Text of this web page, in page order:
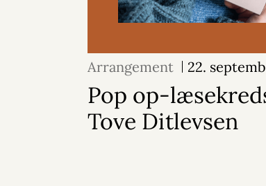
Arrangement 22.
Pop op-
Tove Ditlevsen